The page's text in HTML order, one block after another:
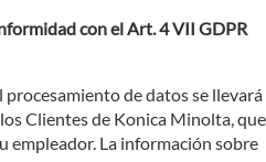
con el Art. 4 VII GDPR
procesamiento de datos se llevará
Clientes de Konica Minolta, que
empleador. La información sobre